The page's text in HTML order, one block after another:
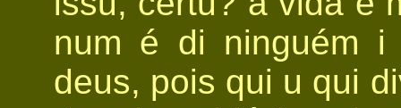
num é di ninguém i
deus, pois qui u qui